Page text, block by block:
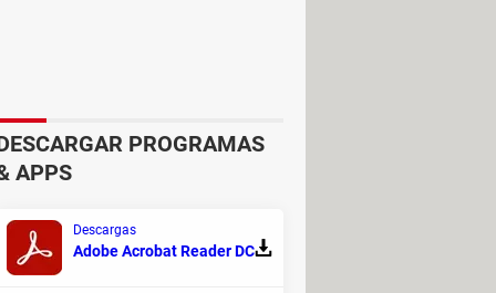
PROGRAMAS
APPS
Descargas
Adobe Acrobat Reader DC